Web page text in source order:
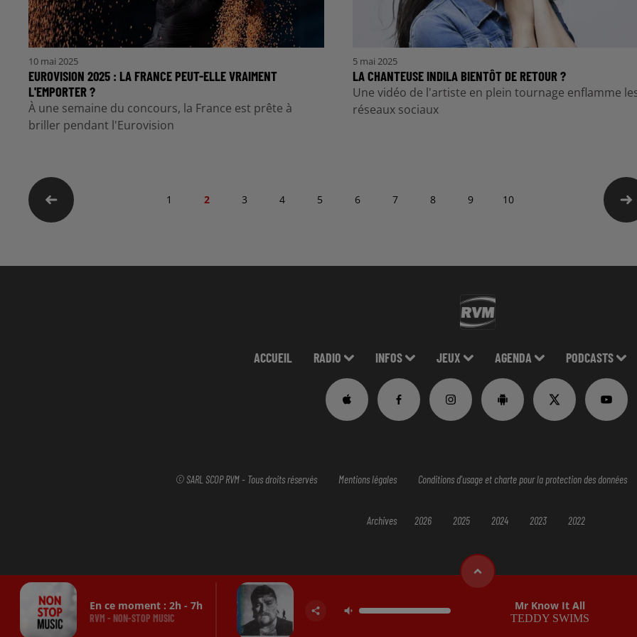
10 mai 2025
EUROVISION 2025 : LA FRANCE PEUT-ELLE VRAIMENT
L'EMPORTER ?
À une semaine du concours, la France est prête à
briller pendant l'Eurovision
5 mai 2025
LA CHANTEUSE INDILA BIENTÔT DE RETOUR ?
Une vidéo de l'artiste en plein tournage enflamme
réseaux sociaux
1 2 3 4 5 6 7 8 9 10
ACCUEIL RADIO INFOS JEUX AGENDA PODCASTS
En ce moment : 2h - 7h
RVM - NON-STOP MUSIC
Mr Know It All
TEDDY SWIMS
© SARL SCOP RVM - Tous droits réservés Mentions légales Conditions d'usage et charte pour la protection des données
Archives 2026 2025 2024 2023 2022